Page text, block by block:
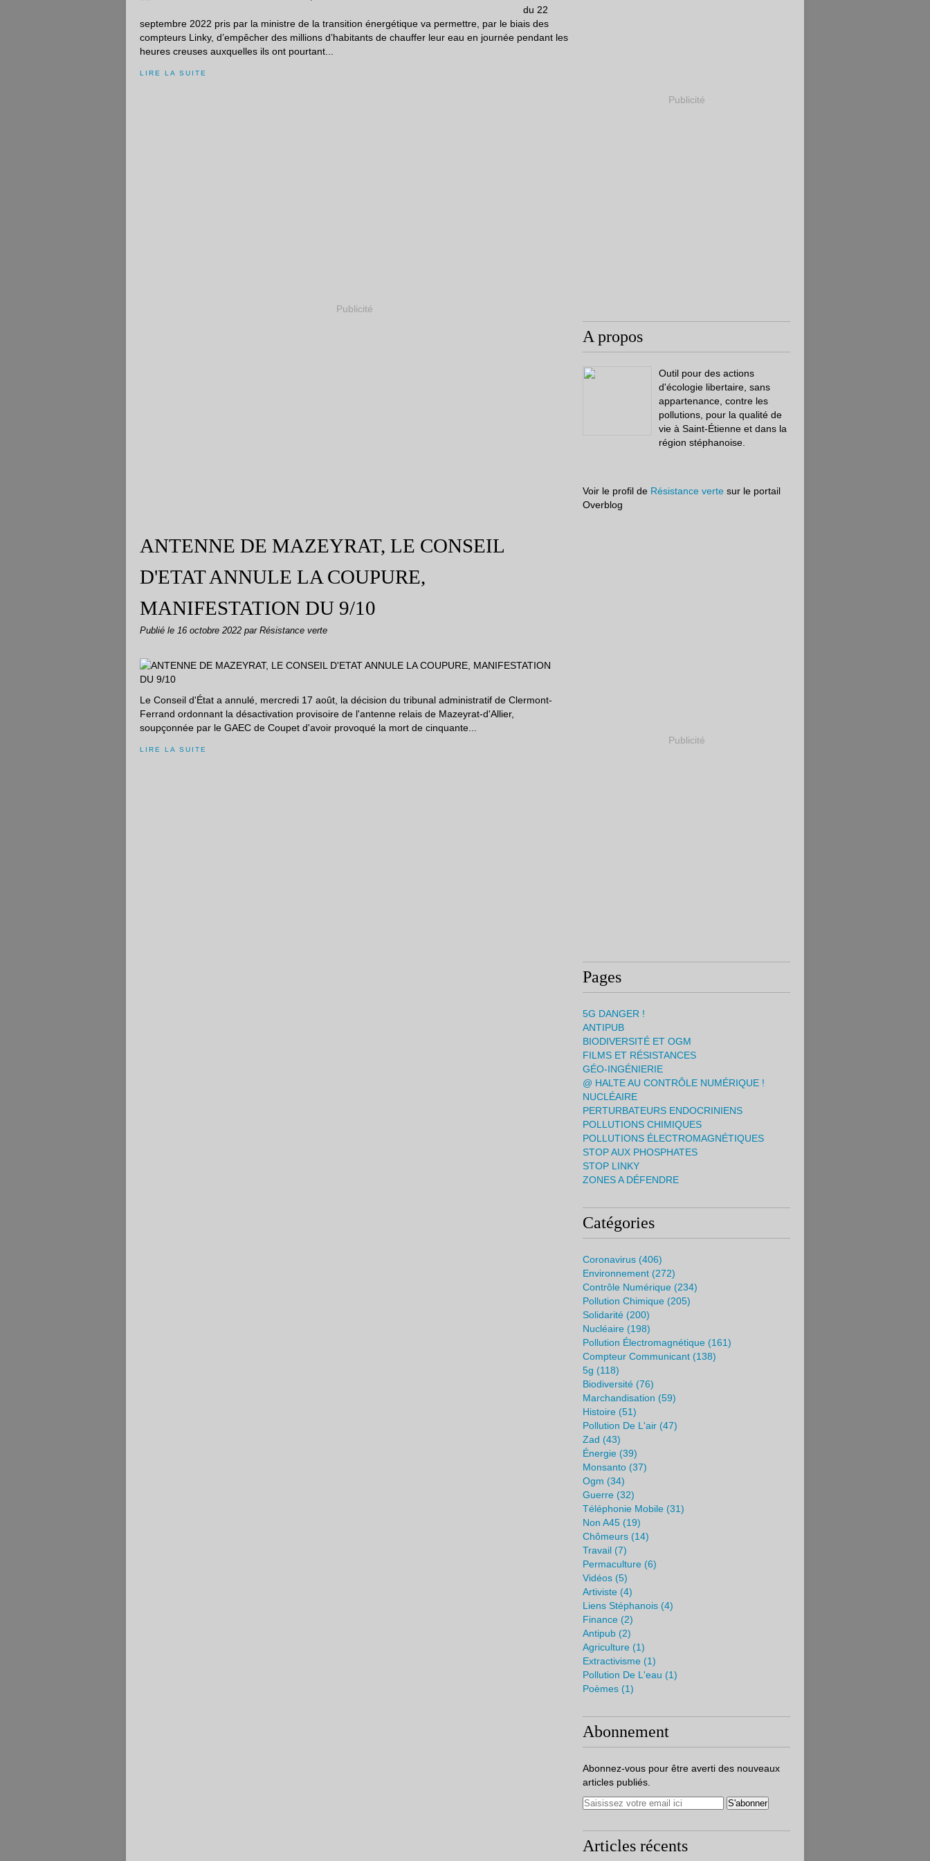
du 22
septembre 2022 pris par la ministre de la transition énergétique va permettre, par le biais des
compteurs Linky, d’empêcher des millions d’habitants de chauffer leur eau en journée pendant les
heures creuses auxquelles ils ont pourtant...
LIRE LA SUITE
Publicité
ANTENNE DE MAZEYRAT, LE CONSEIL
D'ETAT ANNULE LA COUPURE,
MANIFESTATION DU 9/10
Publié le 16 octobre 2022 par Résistance verte
Le Conseil d'État a annulé, mercredi 17 août, la décision du tribunal administratif de Clermont-
Ferrand ordonnant la désactivation provisoire de l'antenne relais de Mazeyrat-d'Allier,
soupçonnée par le GAEC de Coupet d'avoir provoqué la mort de cinquante...
LIRE LA SUITE
Publicité
A propos
Outil pour des actions
d'écologie libertaire, sans
appartenance, contre les
pollutions, pour la qualité de
vie à Saint-Étienne et dans la
région stéphanoise.
Voir le profil de Résistance verte sur le portail
Overblog
Publicité
Pages
5G DANGER !
ANTIPUB
BIODIVERSITÉ ET OGM
FILMS ET RÉSISTANCES
GÉO-INGÉNIERIE
@ HALTE AU CONTRÔLE NUMÉRIQUE !
NUCLÉAIRE
PERTURBATEURS ENDOCRINIENS
POLLUTIONS CHIMIQUES
POLLUTIONS ÉLECTROMAGNÉTIQUES
STOP AUX PHOSPHATES
STOP LINKY
ZONES A DÉFENDRE
Catégories
Coronavirus (406)
Environnement (272)
Contrôle Numérique (234)
Pollution Chimique (205)
Solidarité (200)
Nucléaire (198)
Pollution Électromagnétique (161)
Compteur Communicant (138)
5g (118)
Biodiversité (76)
Marchandisation (59)
Histoire (51)
Pollution De L'air (47)
Zad (43)
Énergie (39)
Monsanto (37)
Ogm (34)
Guerre (32)
Téléphonie Mobile (31)
Non A45 (19)
Chômeurs (14)
Travail (7)
Permaculture (6)
Vidéos (5)
Artiviste (4)
Liens Stéphanois (4)
Finance (2)
Antipub (2)
Agriculture (1)
Extractivisme (1)
Pollution De L'eau (1)
Poèmes (1)
Abonnement
Abonnez-vous pour être averti des nouveaux
articles publiés.
Articles récents